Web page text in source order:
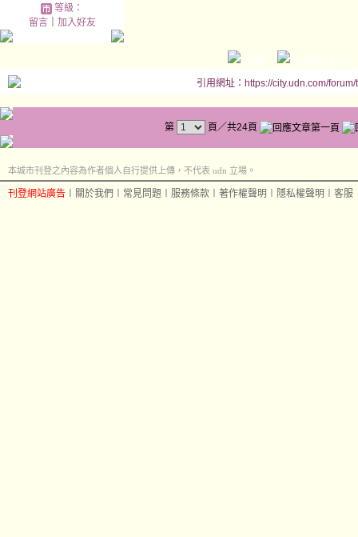
等級：
留言｜ 加入好友
引用網址：https://city.udn.com/
第 頁／共24頁
本城市刊登之內容為作者個人自行提供上傳，不代表 udn 立場。
刊登網站廣告 關於我們 常見問題 服務條款 著作權聲明 隱私權聲明 客服